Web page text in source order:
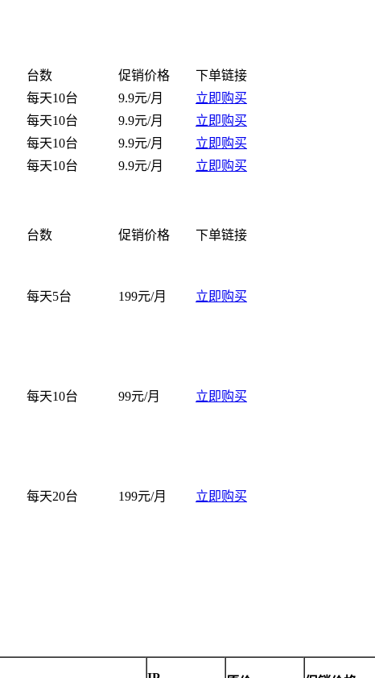
台数 促销价格
下单链接
每天10台 9.9元/月
立即购买
每天10台 9.9元/月
立即购买
每天10台 9.9元/月
立即购买
每天10台 9.9元/月 立即购买
台数 促销价格 下单链接
每天5台 199元/月 立即购买
每天10台 99元/月 立即购买
每天20台 199元/月 立即购买